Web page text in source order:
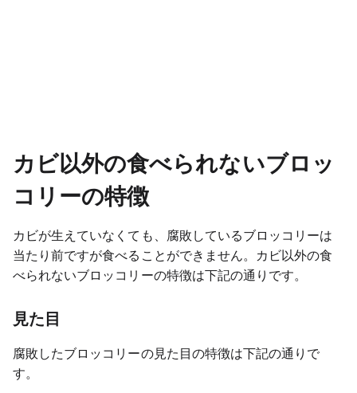
カビ以外の食べられないブロッ
コリーの特徴
カビが生えていなくても、腐敗しているブロッコリーは
当たり前ですが食べることができません。カビ以外の食
べられないブロッコリーの特徴は下記の通りです。
見た目
腐敗したブロッコリーの見た目の特徴は下記の通りで
す。